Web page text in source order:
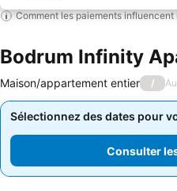
Comment les paiements
Bodrum Infinity
Maison/appartement entier /
Sélectionnez des dates pour
Consulter
Sélectionnez des dates pour
Consulter